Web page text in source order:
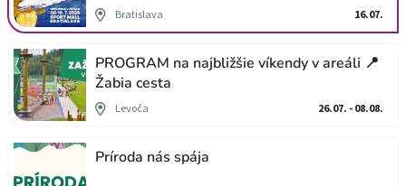
Bratislava 16.07.
PROGRAM na najbližšie víkendy v areáli 📍
Žabia cesta
Levoča 26.07. - 08.08.
Príroda nás spája